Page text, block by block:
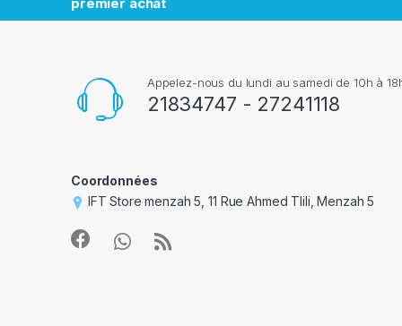
u
Appelez-nous du lundi au samedi de 10h à
21834747 - 27241118
Coordonnées
IFT Store menzah 5, 11 Rue Ahmed Tlili, Menzah 5